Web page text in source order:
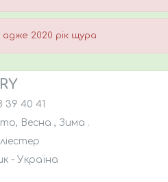
адже 2020 рік щура
39 40 41
Весна , Зима .
- Україна